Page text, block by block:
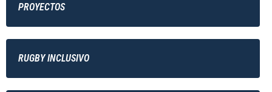
PROYECTOS
RUGBY INCLUSIVO